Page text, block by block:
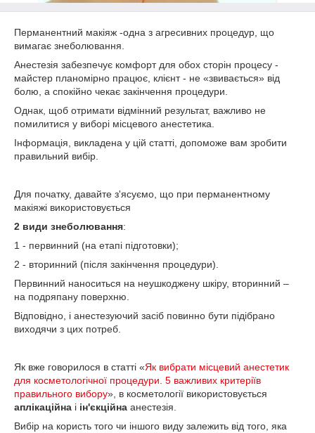
Перманентний макіяж -одна з агресивних процедур, що
вимагає знеболювання.
Анестезія забезпечує комфорт для обох сторін процесу -
майстер планомірно працює, клієнт - не «звивається» від
болю, а спокійно чекає закінчення процедури.
Однак, щоб отримати відмінний результат, важливо не
помилитися у виборі місцевого анестетика.
Інформація, викладена у цій статті, допоможе вам зробити
правильний вибір.
Для початку, давайте з'ясуємо, що при перманентному
макіяжі використовується
2 види знеболювання:
1 - первинний (на етапі підготовки);
2 - вторинний (після закінчення процедури).
Первинний наноситься на неушкоджену шкіру, вторинний –
на подряпану поверхню.
Відповідно, і анестезуючий засіб повинно бути підібрано
виходячи з цих потреб.
Як вже говорилося в статті «Як вибрати місцевий анестетик
для косметологічної процедури. 5 важливих критеріїв
правильного вибору», в косметології використовується
аплікаційна і ін'єкційна анестезія.
Вибір на користь того чи іншого виду залежить від того, яка